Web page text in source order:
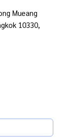
Mueang
10330,